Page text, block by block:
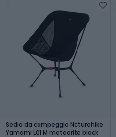
Sedia da campeggio Naturehike
Yamami L01 M meteorite black